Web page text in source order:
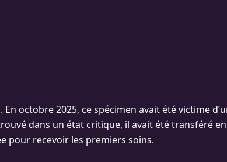
En octobre 2025, ce spécimen avait été victime
dans un état critique, il avait été transféré
pour recevoir les premiers soins.